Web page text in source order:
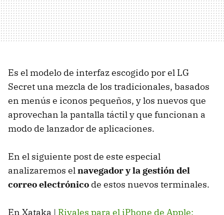
Es el modelo de interfaz escogido por el LG
Secret una mezcla de los tradicionales, basados
en menús e iconos pequeños, y los nuevos que
aprovechan la pantalla táctil y que funcionan a
modo de lanzador de aplicaciones.
En el siguiente post de este especial
analizaremos el navegador y la gestión del
correo electrónico de estos nuevos terminales.
En Xataka | Rivales para el iPhone de Apple: